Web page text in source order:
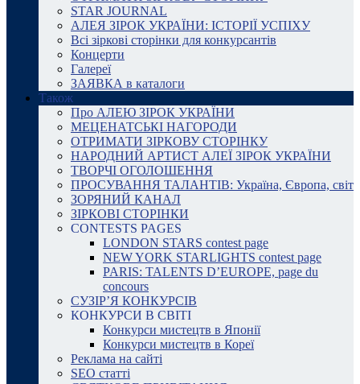
STAR JOURNAL
АЛЕЯ ЗІРОК УКРАЇНИ: ІСТОРІЇ УСПІХУ
Всі зіркові сторінки для конкурсантів
Концерти
Галереї
ЗАЯВКА в каталоги
Також
Про АЛЕЮ ЗІРОК УКРАЇНИ
МЕЦЕНАТСЬКІ НАГОРОДИ
ОТРИМАТИ ЗІРКОВУ СТОРІНКУ
НАРОДНИЙ АРТИСТ АЛЕЇ ЗІРОК УКРАЇНИ
ТВОРЧІ ОГОЛОШЕННЯ
ПРОСУВАННЯ ТАЛАНТІВ: Україна, Європа, світ
ЗОРЯНИЙ КАНАЛ
ЗІРКОВІ СТОРІНКИ
CONTESTS PAGES
LONDON STARS contest page
NEW YORK STARLIGHTS contest page
PARIS: TALENTS D’EUROPE, page du
concours
СУЗІР’Я КОНКУРСІВ
КОНКУРСИ В СВІТІ
Конкурси мистецтв в Японії
Конкурси мистецтв в Кореї
Реклама на сайті
SEO статті